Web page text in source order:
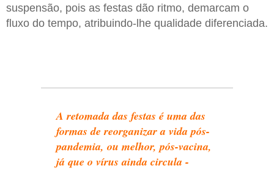
suspensão, pois as festas dão ritmo, demarcam o
fluxo do tempo, atribuindo-lhe qualidade diferenciada.
A retomada das festas é uma das
formas de reorganizar a vida pós-
pandemia, ou melhor, pós-vacina,
já que o vírus ainda circula -